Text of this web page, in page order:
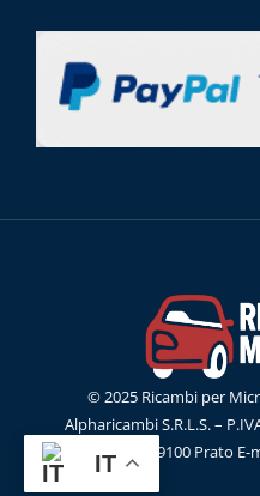
© 2025 Ricambi per
Alpharicambi S.R.L.S. –
G.Ferraris, 55 59100 Prato
IT